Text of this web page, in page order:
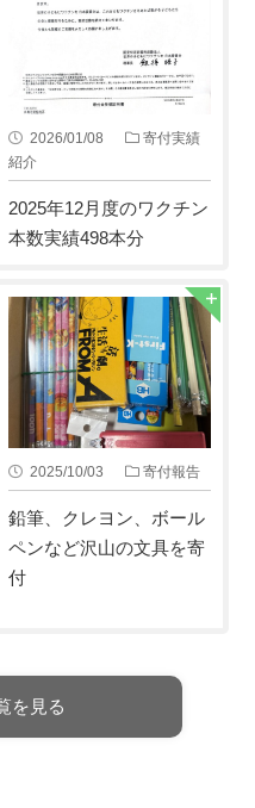
2026/01/08
寄付実績
紹介
2025年12月度のワクチン
本数実績498本分
2025/10/03 寄付報告
鉛筆、クレヨン、ボール
ペンなど沢山の文具を寄
付
を見る